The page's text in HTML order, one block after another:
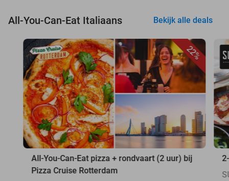
All-You-Can-Eat Italiaans Bekijk alle deals
22%
All-You-Can-Eat pizza + rondvaart (2 uur) bij
Pizza Cruise Rotterdam